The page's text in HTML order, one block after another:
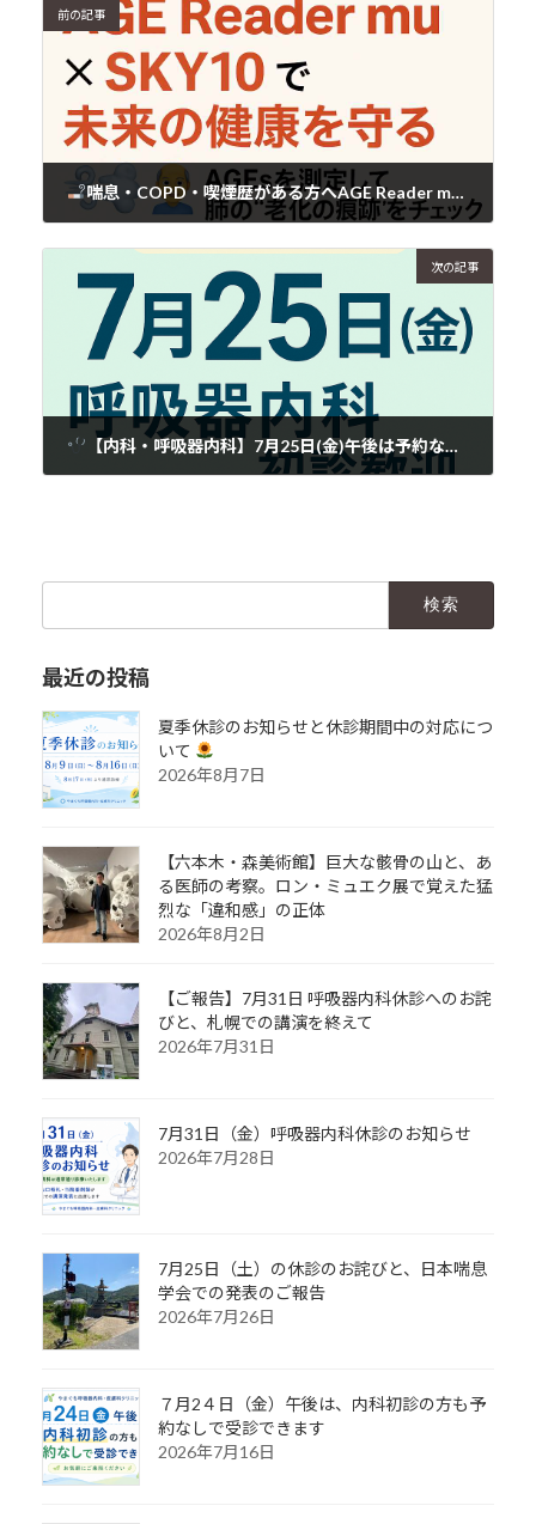
前の記事
喘息・COPD・喫煙歴がある方へAGE Reader mu × SKY10で未来の健康を守る
次の記事
【内科・呼吸器内科】7月25日(金)午後は予約なしで受診できます
最近の投稿
夏季休診のお知らせと休診期間中の対応につ
いて
2026年8月7日
【六本木・森美術館】巨大な骸骨の山と、あ
る医師の考察。ロン・ミュエク展で覚えた猛
烈な「違和感」の正体
2026年8月2日
【ご報告】7月31日 呼吸器内科休診へのお詫
びと、札幌での講演を終えて
2026年7月31日
7月31日（金）呼吸器内科休診のお知らせ
2026年7月28日
7月25日（土）の休診のお詫びと、日本喘息
学会での発表のご報告
2026年7月26日
７月2４日（金）午後は、内科初診の方も予
約なしで受診できます
2026年7月16日